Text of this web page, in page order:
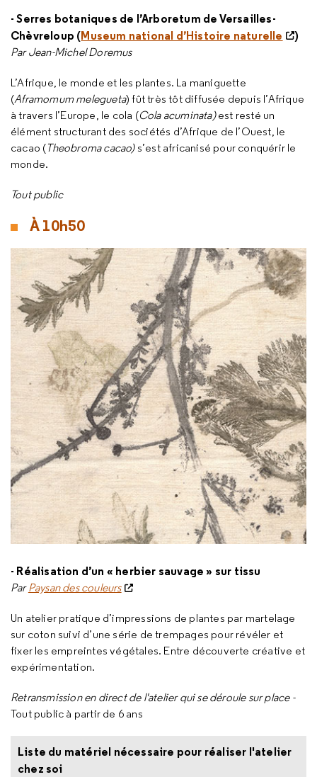
- Serres botaniques de l’Arboretum de Versailles-
Chèvreloup (Museum national d’Histoire naturelle )
Par Jean-Michel Doremus
L’Afrique, le monde et les plantes. La maniguette
(Aframomum melegueta) fût très tôt diffusée depuis l’Afrique
à travers l’Europe, le cola (Cola acuminata)est resté un
élément structurant des sociétés d’Afrique de l’Ouest, le
cacao (Theobroma cacao)s’est africanisé pour conquérir le
monde.
Tout public
À 10h50
- Réalisation d’un « herbier sauvage » sur tissu
ParPaysan des couleurs
Un atelier pratique d’impressions de plantes par martelage
sur coton suivi d’une série de trempages pour révéler et
fixer les empreintes végétales. Entre découverte créative et
expérimentation.
Retransmission en direct de l'atelier qui se déroule sur place -
Tout public à partir de 6 ans
Liste du matériel nécessaire pour réaliser l'atelier
chez soi